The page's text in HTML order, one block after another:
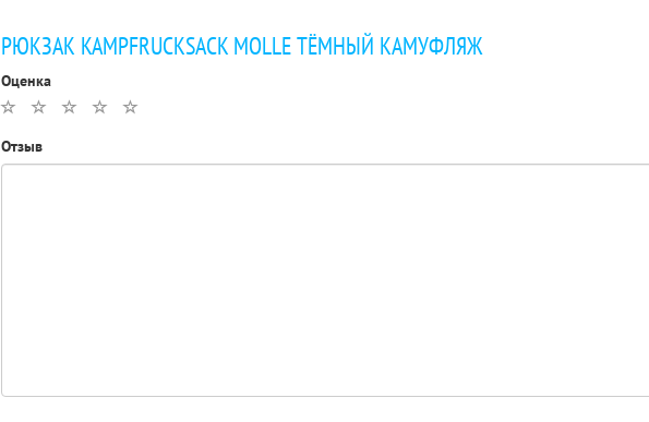
РЮКЗАК KAMPFRUCKSACK MOLLE ТЁМНЫЙ КАМУФЛЯЖ
Оценка
Отзыв